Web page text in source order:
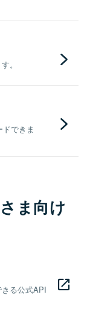
。
できま
ま向け
る公式API